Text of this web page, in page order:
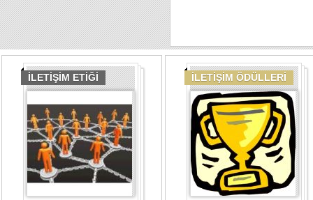
İLETİŞİM ETİĞİ İLETİŞİM ÖDÜLLERİ